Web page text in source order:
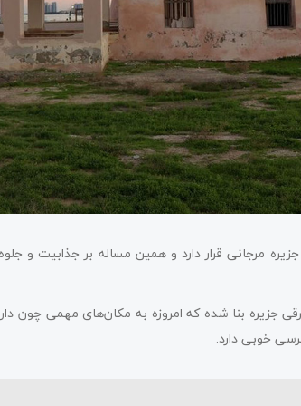
مرجانی قرار دارد و همین مساله بر جذابیت و
بنا شده که امروزه به مکان‌های مهمی چون
خوبی دارد.